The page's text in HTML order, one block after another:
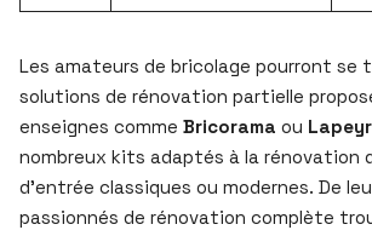
Les amateurs de bricolage pourront se
solutions de rénovation partielle
enseignes comme Bricorama ou
nombreux kits adaptés à la rénovation
d’entrée classiques ou modernes. De
passionnés de rénovation complète